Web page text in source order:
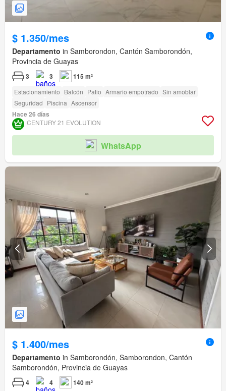
$ 1.350/mes
Departamento in Samborondon, Cantón Samborondón,
Provincia de Guayas
3 3 115 m²
Estacionamiento Balcón Patio Armario empotrado Sin amoblar
Seguridad Piscina Ascensor
Hace 26 días
CENTURY 21 EVOLUTION
WhatsApp
$ 1.400/mes
Departamento in Samborondón, Samborondon, Cantón
Samborondón, Provincia de Guayas
4 4
140 m²